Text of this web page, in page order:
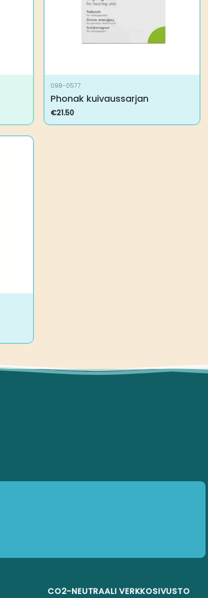
098-0577
Phonak kuivaussarjan
€21.50
CO2-NEUTRAALI VERKKOSIVUSTO